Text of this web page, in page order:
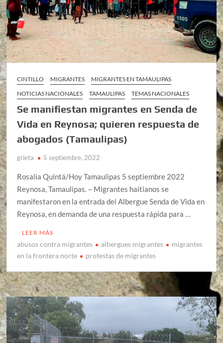
CINTILLO MIGRANTES
MIGRANTES EN TAMAULIPAS
NOTICIAS NACIONALES
TAMAULIPAS TEMAS NACIONALES
Se manifiestan migrantes en Senda de
Vida en Reynosa; quieren respuesta de
abogados (Tamaulipas)
grieta 5 septiembre, 2022
Rosalía Quintá/Hoy Tamaulipas 5 septiembre 2022
Reynosa, Tamaulipas. – Migrantes haitianos se
manifestaron en la entrada del Albergue Senda de Vida en
Reynosa, en demanda de una respuesta rápida para …
LEER MÁS
abusos contra migrantes albergues migrantes
migrantes
en la frontera norte
protestas de migrantes